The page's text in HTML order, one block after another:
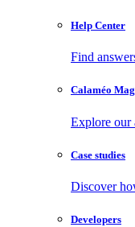
Help Center
Find
Calaméo Mag
Explore our
Case studies
Discover
Developers